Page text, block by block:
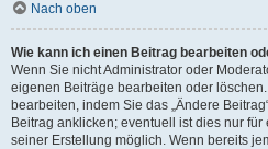
Nach oben
Wie kann ich einen Beitrag bearbeiten
Wenn Sie nicht Administrator oder
eigenen Beiträge bearbeiten oder
bearbeiten, indem Sie das „Ändere
Beitrag anklicken; eventuell ist dies nur
seiner Erstellung möglich. Wenn bereits